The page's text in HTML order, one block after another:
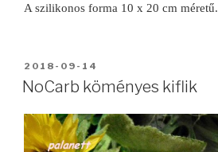
A szilikonos forma 10 x 20 cm méretű.
BEKÜLDVE:
2018-09-14
NoCarb köményes kiflik